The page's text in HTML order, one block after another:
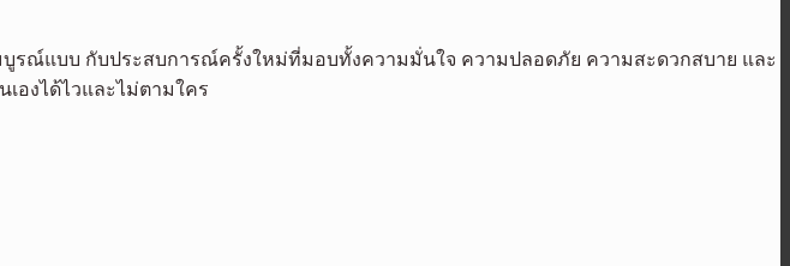
รณ์แบบ กับประสบการณ์ครั้งใหม่ที่มอบทั้งความมั่นใจ ความปลอดภัย ความสะดวกสบาย และ
องได้ไวและไม่ตามใคร